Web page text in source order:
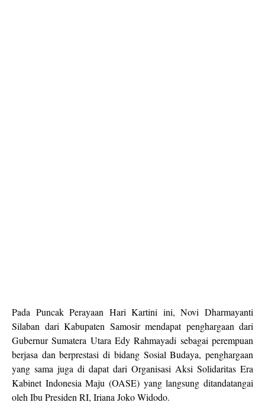
Pada Puncak Perayaan Hari Kartini ini, Novi Dharmayanti
Silaban dari Kabupaten Samosir mendapat penghargaan dari
Gubernur Sumatera Utara Edy Rahmayadi sebagai perempuan
berjasa dan berprestasi di bidang Sosial Budaya, penghargaan
yang sama juga di dapat dari Organisasi Aksi Solidaritas Era
Kabinet Indonesia Maju (OASE) yang langsung ditandatangai
oleh Ibu Presiden RI, Iriana Joko Widodo.